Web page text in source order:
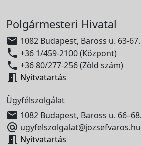
Polgármesteri Hivatal
 1082 Budapest, Baross u. 63-67.
 +36 1/459-2100 (Központ)
 +36 80/277-256 (Zöld szám)
 Nyitvatartás
Ügyfélszolgálat
 1082 Budapest, Baross u. 66–68.
 ugyfelszolgalat@jozsefvaros.hu
 Nyitvatartás